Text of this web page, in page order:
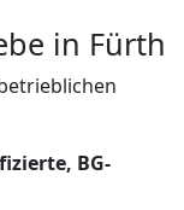
in Fürth
BG-